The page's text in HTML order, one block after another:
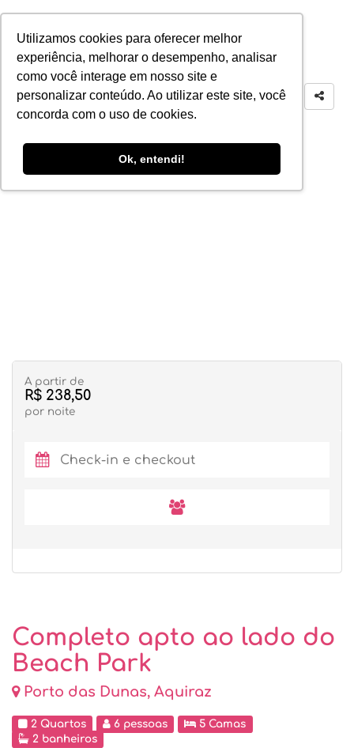
Utilizamos cookies para oferecer melhor
experiência, melhorar o desempenho, analisar
como você interage em nosso site e
personalizar conteúdo. Ao utilizar este site, você
concorda com o uso de cookies.
Ok, entendi!
Completo apto ao lado do
Beach Park
Porto das Dunas, Aquiraz
2 Quartos 6 pessoas
5 Camas
2 banheiros
A partir de
R$ 238,50
por noite